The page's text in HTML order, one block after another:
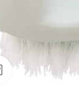
Clique para